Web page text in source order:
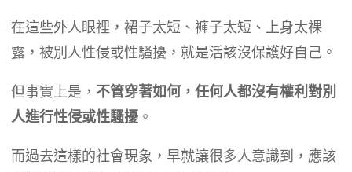
​在這些外人眼裡，裙子太短、褲子太短、上身太裸
露，被別人性侵或性騷擾，就是活該沒保護好自己。
​但事實上是， 不管穿著如何，任何人都沒有權利對別
人進行性侵或性騷擾。
​而過去這樣的社會現象，早就讓很多人意識到，應該